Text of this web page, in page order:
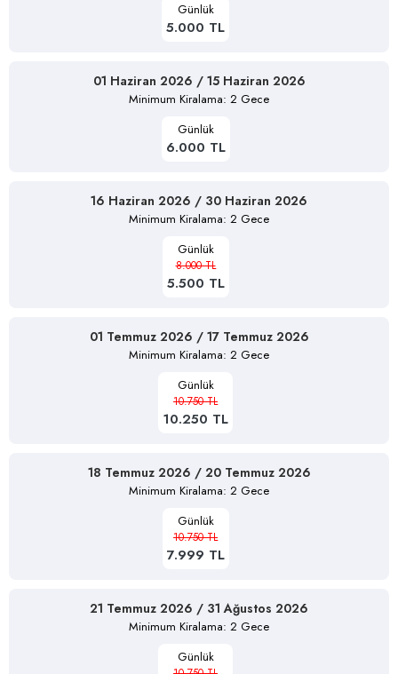
Günlük
5.000 TL
01 Haziran 2026 / 15 Haziran 2026
Minimum Kiralama: 2 Gece
Günlük
6.000 TL
16 Haziran 2026 / 30 Haziran 2026
Minimum Kiralama: 2 Gece
Günlük
8.000 TL
5.500 TL
01 Temmuz 2026 / 17 Temmuz 2026
Minimum Kiralama: 2 Gece
Günlük
10.750 TL
10.250 TL
18 Temmuz 2026 / 20 Temmuz 2026
Minimum Kiralama: 2 Gece
Günlük
10.750 TL
7.999 TL
21 Temmuz 2026 / 31 Ağustos 2026
Minimum Kiralama: 2 Gece
Günlük